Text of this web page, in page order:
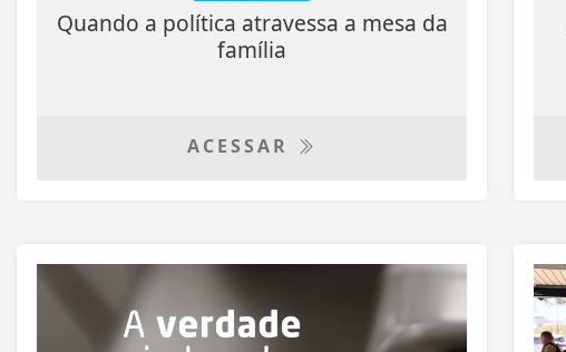
Quando a política atravessa a mesa da
família
ACESSAR